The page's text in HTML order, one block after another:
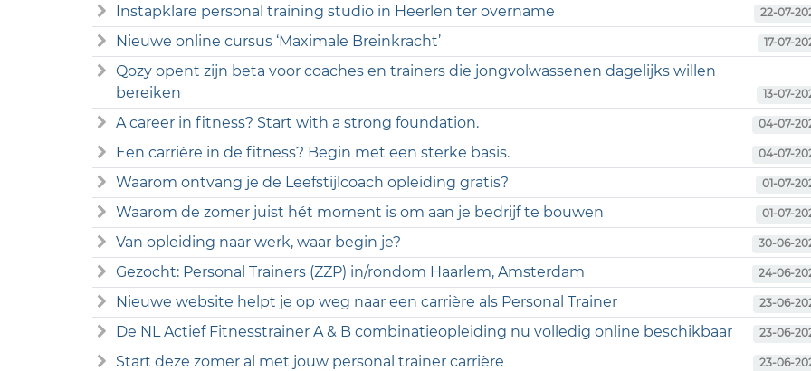
Instapklare personal training studio in Heerlen ter overname 22-07-
Nieuwe online cursus ‘Maximale Breinkracht’ 17-07-
Qozy opent zijn beta voor coaches en trainers die jongvolwassenen dagelijks willen
bereiken
13-07-
A career in fitness? Start with a strong foundation. 04-07-
Een carrière in de fitness? Begin met een sterke basis. 04-07-
Waarom ontvang je de Leefstijlcoach opleiding gratis? 01-07-
Waarom de zomer juist hét moment is om aan je bedrijf te bouwen 01-07-
Van opleiding naar werk, waar begin je? 30-06-
Gezocht: Personal Trainers (ZZP) in/rondom Haarlem, Amsterdam 24-06-
Nieuwe website helpt je op weg naar een carrière als Personal Trainer 23-06-
De NL Actief Fitnesstrainer A & B combinatieopleiding nu volledig online beschikbaar 23-06-
Start deze zomer al met jouw personal trainer carrière 23-06-